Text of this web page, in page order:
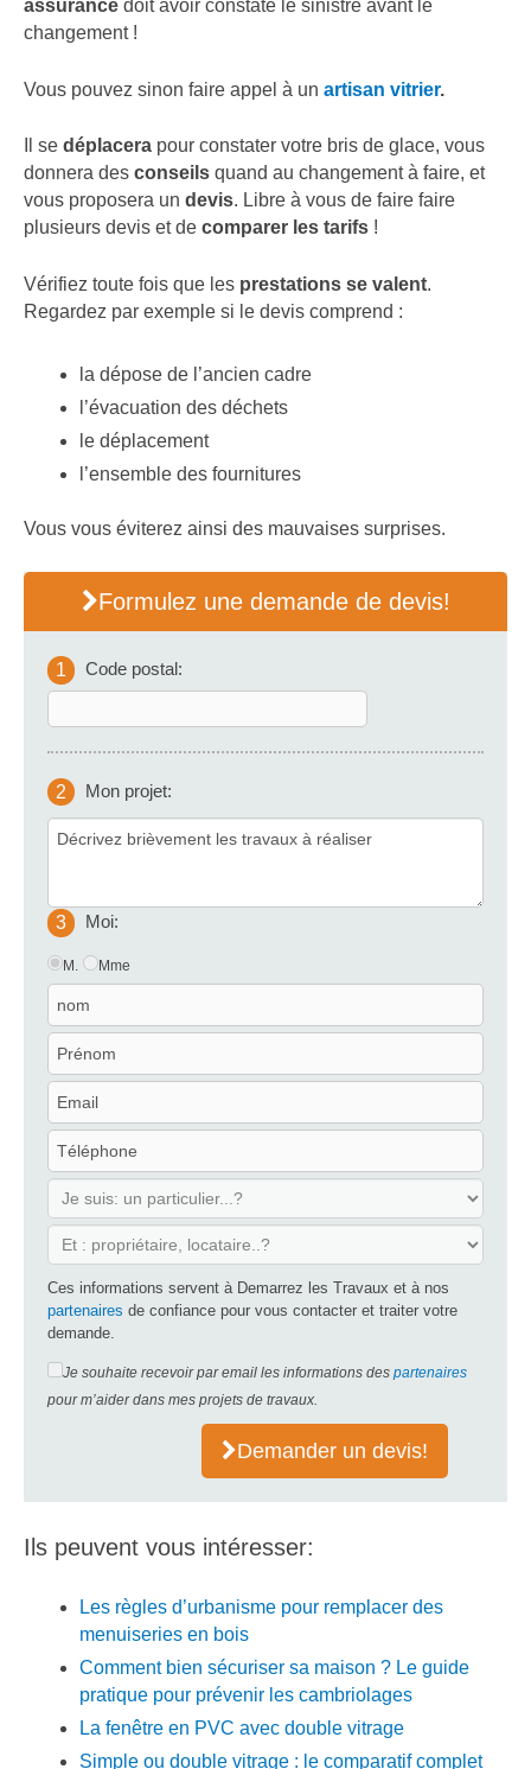
assurance doit avoir constaté le sinistre avant le
changement !
Vous pouvez sinon faire appel à un artisan vitrier.
Il se déplacera pour constater votre bris de glace, vous
donnera des conseils quand au changement à faire, et
vous proposera un devis. Libre à vous de faire faire
plusieurs devis et de comparer les tarifs !
Vérifiez toute fois que les prestations se valent.
Regardez par exemple si le devis comprend :
la dépose de l’ancien cadre
l’évacuation des déchets
le déplacement
l’ensemble des fournitures
Vous vous éviterez ainsi des mauvaises surprises.
Formulez une demande de devis!
1 Code postal:
2 Mon projet:
3 Moi:
M. Mme
Ces informations servent à Demarrez les Travaux et à nos
partenaires de confiance pour vous contacter et traiter votre
demande.
Je souhaite recevoir par email les informations des partenaires
pour m’aider dans mes projets de travaux.
Demander un devis!
Ils peuvent vous intéresser:
Les règles d’urbanisme pour remplacer des
menuiseries en bois
Comment bien sécuriser sa maison ? Le guide
pratique pour prévenir les cambriolages
La fenêtre en PVC avec double vitrage
Simple ou double vitrage : le comparatif complet